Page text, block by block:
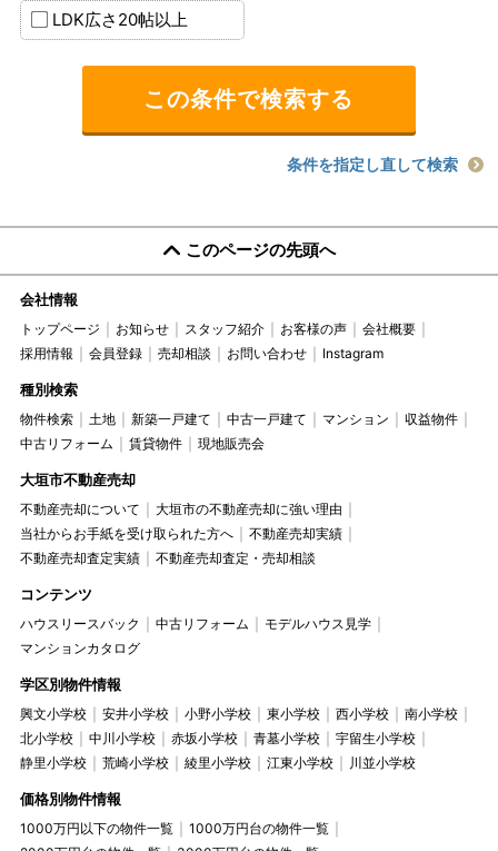
LDK広さ20帖以上
条件を指定し直して検索
このページの先頭へ
会社情報
トップページ お知らせ スタッフ紹介 お客様の声
会社概要
採用情報
会員登録 売却相談 お問い合わせ Instagram
種別検索
物件検索 土地 新築一戸建て 中古一戸建て マンション
収益物件
中古リフォーム
賃貸物件 現地販売会
大垣市不動産売却
不動産売却について
大垣市の不動産売却に強い理由
当社からお手紙を受け取られた方へ
不動産売却実績
不動産売却査定実績
不動産売却査定・売却相談
コンテンツ
ハウスリースバック 中古リフォーム
モデルハウス見学
マンションカタログ
学区別物件情報
興文小学校 安井小学校 小野小学校 東小学校 西小学校
南小学校
北小学校
中川小学校 赤坂小学校 青墓小学校
宇留生小学校
静里小学校
荒崎小学校 綾里小学校 江東小学校 川並小学校
価格別物件情報
1000万円以下の物件一覧
1000万円台の物件一覧